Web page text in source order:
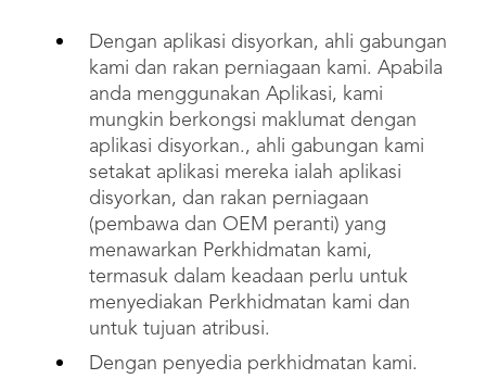
Dengan aplikasi disyorkan, ahli gabungan
kami dan rakan perniagaan kami. Apabila
anda menggunakan Aplikasi, kami
mungkin berkongsi maklumat dengan
aplikasi disyorkan., ahli gabungan kami
setakat aplikasi mereka ialah aplikasi
disyorkan, dan rakan perniagaan
(pembawa dan OEM peranti) yang
menawarkan Perkhidmatan kami,
termasuk dalam keadaan perlu untuk
menyediakan Perkhidmatan kami dan
untuk tujuan atribusi.
Dengan penyedia perkhidmatan kami.